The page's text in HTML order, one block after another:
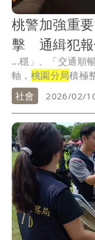
桃警加強重
擊 通緝犯報
...穩」、「交通順
軸， 桃園分局積極
展現維...
社會 2026/02/